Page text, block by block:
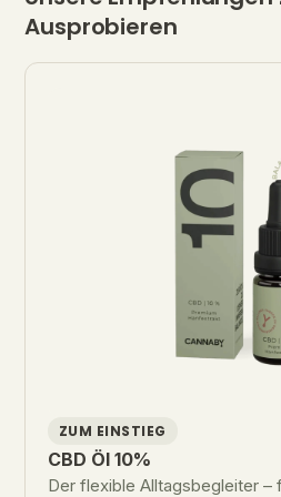
Ausprobieren
ZUM EINSTIEG
CBD Öl 10%
Der flexible Alltagsbegleiter –